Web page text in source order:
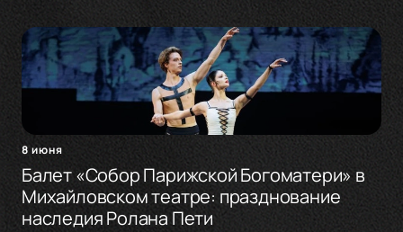
8 июня
Балет «Собор Парижской Богоматери» в
Михайловском театре: празднование
наследия Ролана Пети